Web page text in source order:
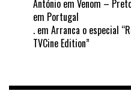
António em Venom –
em Portugal
. em Arranca o especial
TVCine Edition”